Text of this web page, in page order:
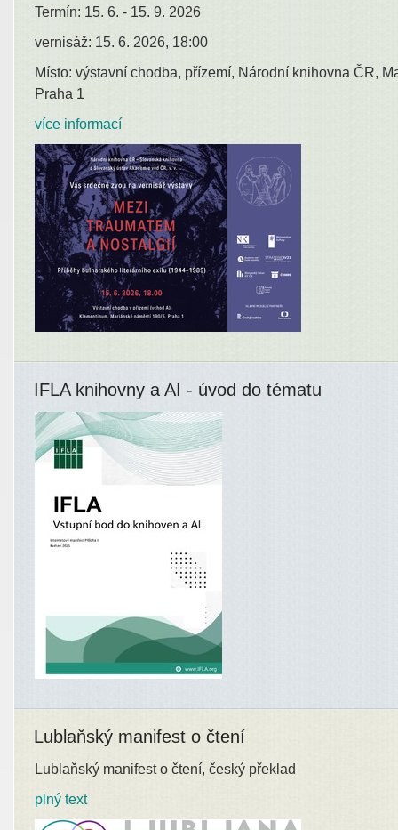
Termín: 15. 6. - 15. 9. 2026
vernisáž: 15. 6. 2026, 18:00
Místo: výstavní chodba, přízemí, Národní knihovna ČR,
Praha 1
více informací
IFLA knihovny a AI - úvod do tématu
Lublaňský manifest o čtení
Lublaňský manifest o čtení, český překlad
plný text